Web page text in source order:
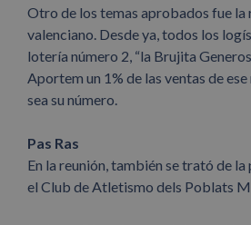
Otro de los temas aprobados fue
valenciano. Desde ya, todos los
lotería número 2, “la Brujita
Aportem un 1% de las ventas de
sea su número.
Pas Ras
En la reunión, también se trató de
el Club de Atletismo dels Poblats